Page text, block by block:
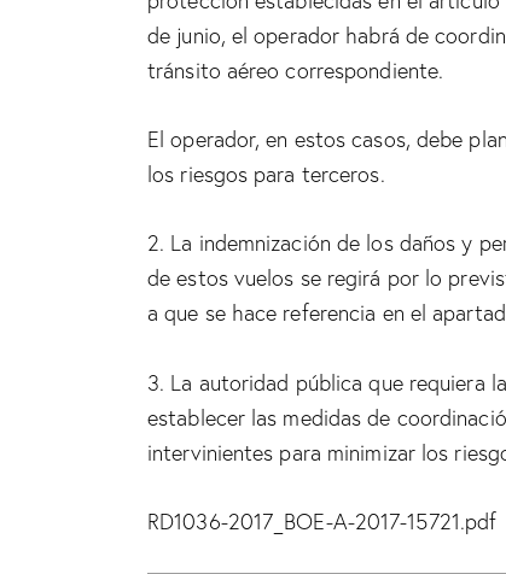
de junio, el operador habrá de
tránsito aéreo correspondiente.
El operador, en estos casos, debe
los riesgos para terceros.
2. La indemnización de los daños y
de estos vuelos se regirá por lo
a que se hace referencia en el
3. La autoridad pública que requiera
establecer las medidas de
intervinientes para minimizar los
RD1036-2017_BOE-A-2017-15721.pdf